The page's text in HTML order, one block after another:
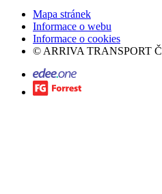
Mapa stránek
Informace o webu
Informace o cookies
© ARRIVA TRANSPORT